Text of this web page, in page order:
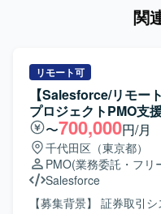
関
リモート可
【Salesforce/リモー
プロジェクトPMO支
〜700,000円/月
千代田区（東京都）
PMO(業務委託・フリ
Salesforce
【募集背景】 証券取引